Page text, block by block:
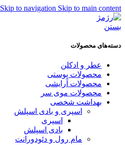
Skip to navigation Skip to main content
بستن
دسته‌های محصولات
عطر و ادکلن
محصولات پوستی
محصولات آرایشی
محصولات موی سر
بهداشت شخصی
اسپری و بادی اسپلش
اسپری
بادی اسپلش
مام رول و دئودورانت